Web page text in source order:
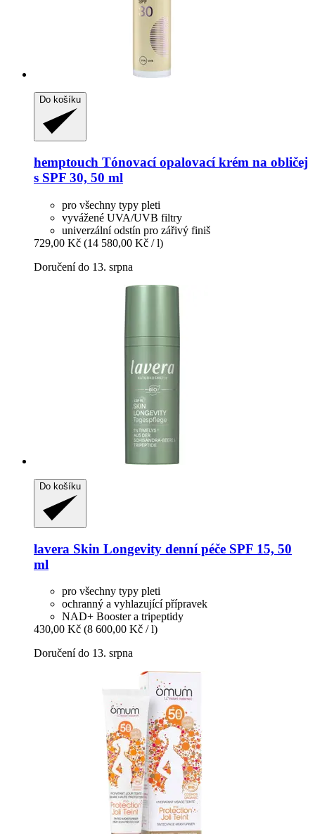
Do košíku
hemptouch Tónovací opalovací krém na obličej
s SPF 30, 50 ml
pro všechny typy pleti
vyvážené UVA/UVB filtry
univerzální odstín pro zářivý finiš
729,00 Kč (14 580,00 Kč / l)
Doručení do 13. srpna
Do košíku
lavera Skin Longevity denní péče SPF 15, 50
ml
pro všechny typy pleti
ochranný a vyhlazující přípravek
NAD+ Booster a tripeptidy
430,00 Kč (8 600,00 Kč / l)
Doručení do 13. srpna